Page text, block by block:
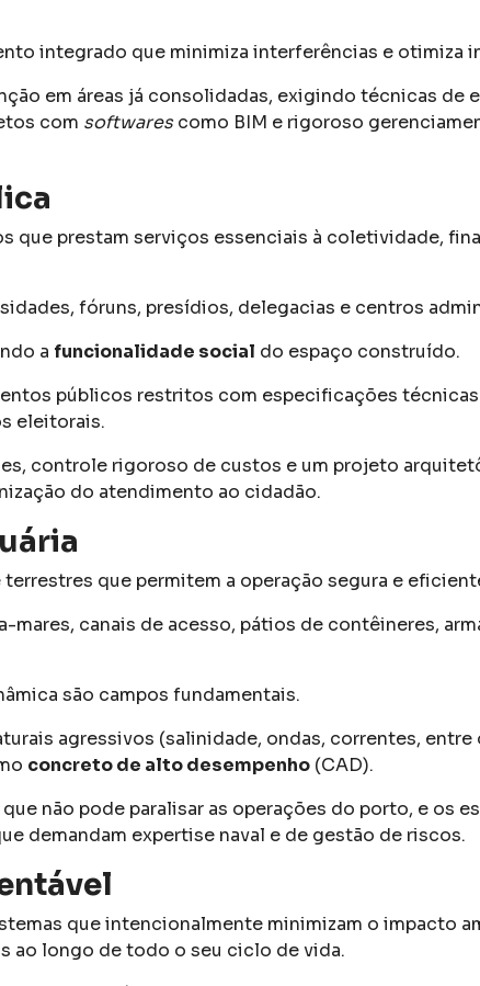
integrado que minimiza interferências e otimiza
em áreas já consolidadas, exigindo técnicas de
com softwares como BIM e rigoroso
que prestam serviços essenciais à coletividade,
fóruns, presídios, delegacias e centros
a funcionalidade social do espaço construído.
públicos restritos com especificações
eleitorais.
controle rigoroso de custos e um projeto
do atendimento ao cidadão.
que permitem a operação segura e
mares, canais de acesso, pátios de contêineres,
são campos fundamentais.
agressivos (salinidade, ondas, correntes,
concreto de alto desempenho (CAD).
não pode paralisar as operações do porto, e os
demandam expertise naval e de gestão de riscos.
que intencionalmente minimizam o impacto
ao longo de todo o seu ciclo de vida.